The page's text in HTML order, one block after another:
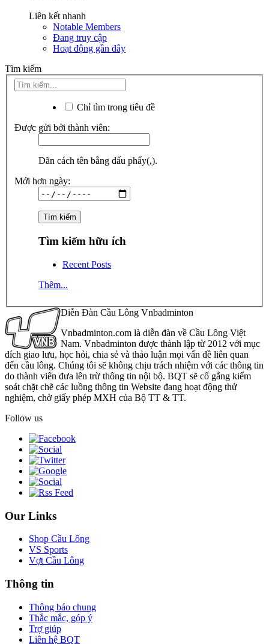
Liên kết nhanh
Notable Members
Đang truy cập
Hoạt động gần đây
Tìm kiếm
Chỉ tìm trong tiêu đề
Được gửi bởi thành viên:
Dãn cách tên bằng dấu phẩy(,).
Mới hơn ngày:
Tìm kiếm hữu ích
Recent Posts
Thêm...
Diễn Đàn Cầu Lông Vnbadminton
Vnbadminton.com là diễn đàn về Cầu Lông Việt
Nam. Vnbadminton được thành lập từ 2012 với mục
đích giao lưu, học hỏi, chia sẻ và thảo luận mọi vấn đề liên quan
đến cầu lông. Chúng tôi sẽ không chịu trách nhiệm với các thông tin
do thành viên đưa lên trừ thông tin nội bộ. BQT sẽ cố gắng kiểm
soát chặt chẽ các luồng thông tin Website đang hoạt động thử
nghiệm, chờ giấy phép MXH của Bộ TT & TT.
Follow us
Our Links
Shop Cầu Lông
VS Sports
Vợt Cầu Lông
Thông tin
Thông báo chung
Thắc mắc, góp ý
Trợ giúp
Liên hệ BQT